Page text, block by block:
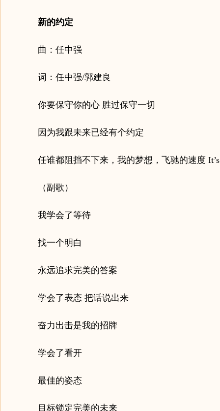
新的约定
曲：任中强
词：任中强/郭建良
你要保守你的心 胜过保守一切
因为我跟未来已经有个约定
任谁都阻挡不下来，我的梦想，飞驰的速度 It’s
（副歌）
我学会了等待
找一个明白
永远追求完美的答案
学会了表态 把话说出来
奋力出击是我的招牌
学会了看开
最佳的姿态
目标锁定完美的未来